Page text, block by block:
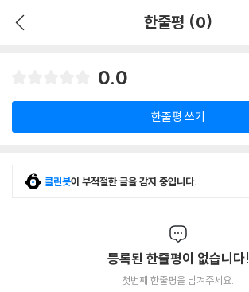
한줄평 (0)
0.0
한줄평 쓰기
클린봇이 부적절한 글을 감지 중입니다.
등록된 한줄평이 없습니다!
첫번째 한줄평을 남겨주세요.